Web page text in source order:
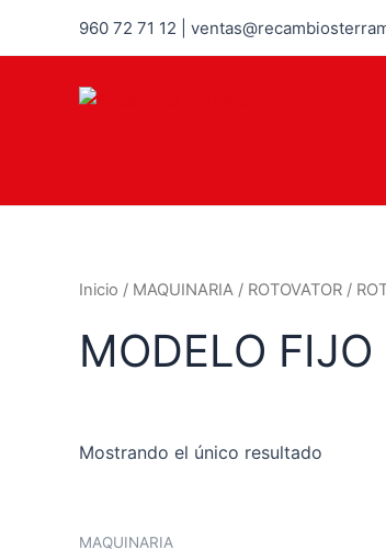
960 72 71 12 |
Inicio / MAQUINARIA / ROTOVATOR /
MODELO FIJO
Mostrando el único resultado
MAQUINARIA